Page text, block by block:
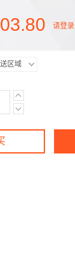
请登录
区域